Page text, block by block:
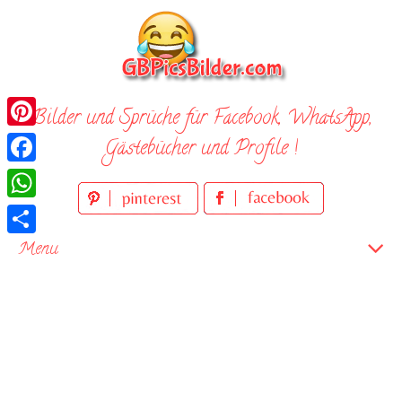
Bilder und Sprüche für Facebook, WhatsApp,
Gästebücher und Profile !
Menu
Pinterest
Facebook
WhatsApp
Teilen